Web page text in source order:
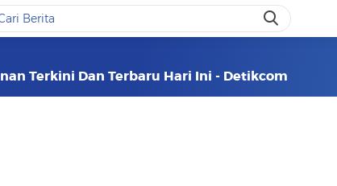
Terkini Dan Terbaru Hari Ini - Detikcom